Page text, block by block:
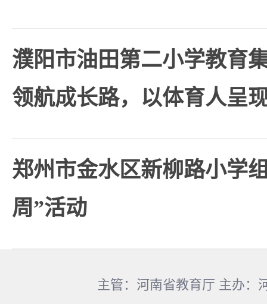
濮阳市油田第二小学教育
领航成长路，以体育人呈
郑州市金水区新柳路小学
周”活动
主管：河南省教育厅 主办：